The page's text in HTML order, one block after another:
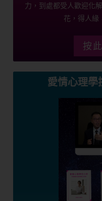
力，到處都受人歡迎化
花，得人緣
按
愛情心理學